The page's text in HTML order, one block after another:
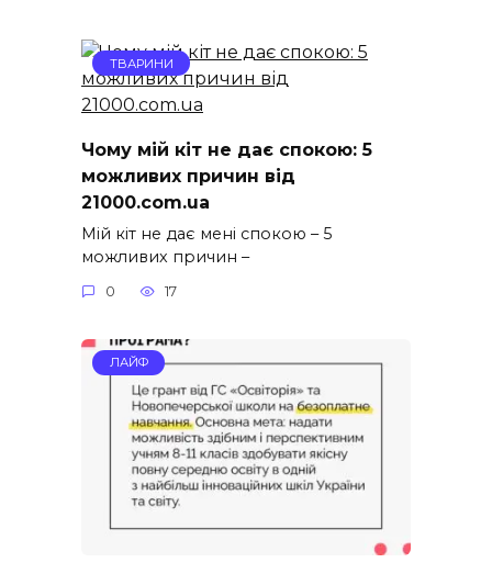
ТВАРИНИ
Чому мій кіт не дає спокою: 5
можливих причин від
21000.com.ua
Мій кіт не дає мені спокою – 5
можливих причин –
0 17
ЛАЙФ